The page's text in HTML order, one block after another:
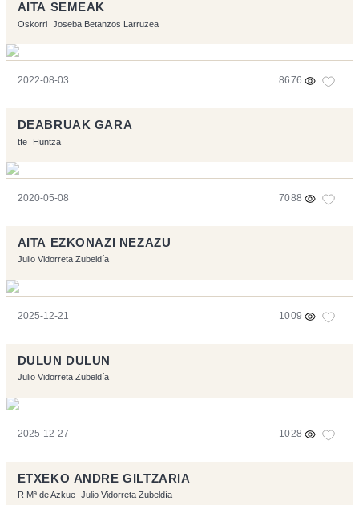
AITA SEMEAK
Oskorri Joseba Betanzos Larruzea
2022-08-03 8676
DEABRUAK GARA
tfe Huntza
2020-05-08 7088
AITA EZKONAZI NEZAZU
Julio Vidorreta Zubeldía
2025-12-21 1009
DULUN DULUN
Julio Vidorreta Zubeldía
2025-12-27 1028
ETXEKO ANDRE GILTZARIA
R Mª de Azkue Julio Vidorreta Zubeldía